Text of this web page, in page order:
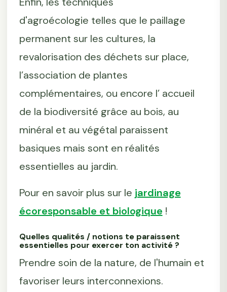
d'agroécologie telles que le paillage
permanent sur les cultures, la
revalorisation des déchets sur place,
l’association de plantes
complémentaires, ou encore l’ accueil
de la biodiversité grâce au bois, au
minéral et au végétal paraissent
basiques mais sont en réalités
essentielles au jardin.
Pour en savoir plus sur le jardinage
écoresponsable et biologique !
Quelles qualités / notions te paraissent
essentielles pour exercer ton activité ?
Prendre soin de la nature, de l'humain et
favoriser leurs interconnexions.